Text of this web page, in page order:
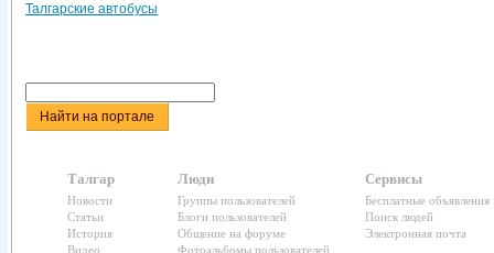
Талгарские автобусы
Талгар
Новости
Статьи
История
Видео
Люди
Группы пользователей
Блоги пользователей
Общение на форуме
Фотоальбомы пользователей
Сервисы
Бесплатные объявления
Поиск людей
Электронная почта